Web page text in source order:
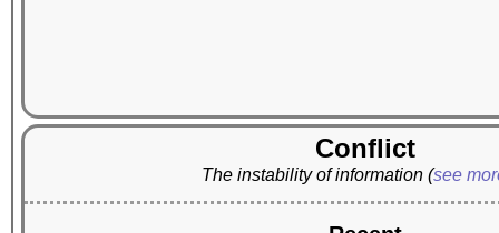
Conflict
The instability of information (see